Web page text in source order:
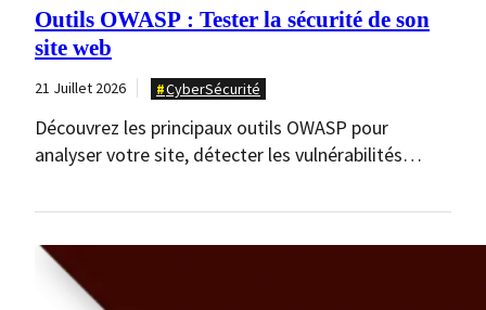
Outils OWASP : Tester la sécurité de son
site web
21 Juillet 2026 CyberSécurité
Découvrez les principaux outils OWASP pour
analyser votre site, détecter les vulnérabilités